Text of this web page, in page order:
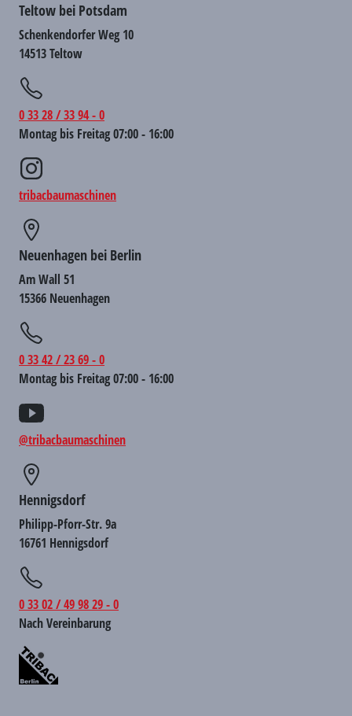
Teltow bei Potsdam
Schenkendorfer Weg 10
14513 Teltow
0 33 28 / 33 94 - 0
Montag bis Freitag 07:00 - 16:00
tribacbaumaschinen
Neuenhagen bei Berlin
Am Wall 51
15366 Neuenhagen
0 33 42 / 23 69 - 0
Montag bis Freitag 07:00 - 16:00
@tribacbaumaschinen
Hennigsdorf
Philipp-Pforr-Str. 9a
16761 Hennigsdorf
0 33 02 / 49 98 29 - 0
Nach Vereinbarung